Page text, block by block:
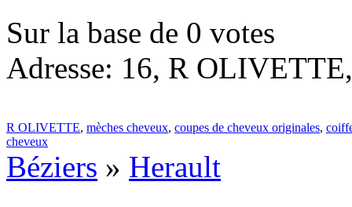
Sur la base de 0 votes
Adresse: 16, R
R OLIVETTE, mèches cheveux, coupes de cheveux originales,
cheveux
Béziers » Herault